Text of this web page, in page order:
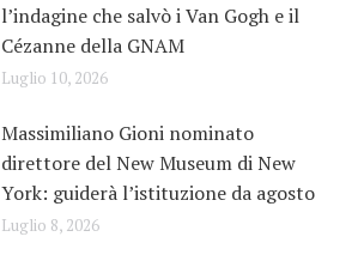
l’indagine che salvò i Van Gogh e il
Cézanne della GNAM
Luglio 10, 2026
Massimiliano Gioni nominato
direttore del New Museum di New
York: guiderà l’istituzione da agosto
Luglio 8, 2026